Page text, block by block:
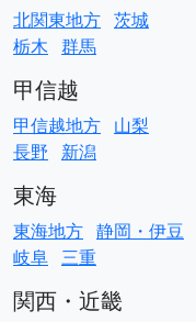
北関東地方 茨城
栃木 群馬
甲信越
甲信越地方 山梨
長野
新潟
東海
東海地方 静岡・伊豆
岐阜 三重
関西・近畿